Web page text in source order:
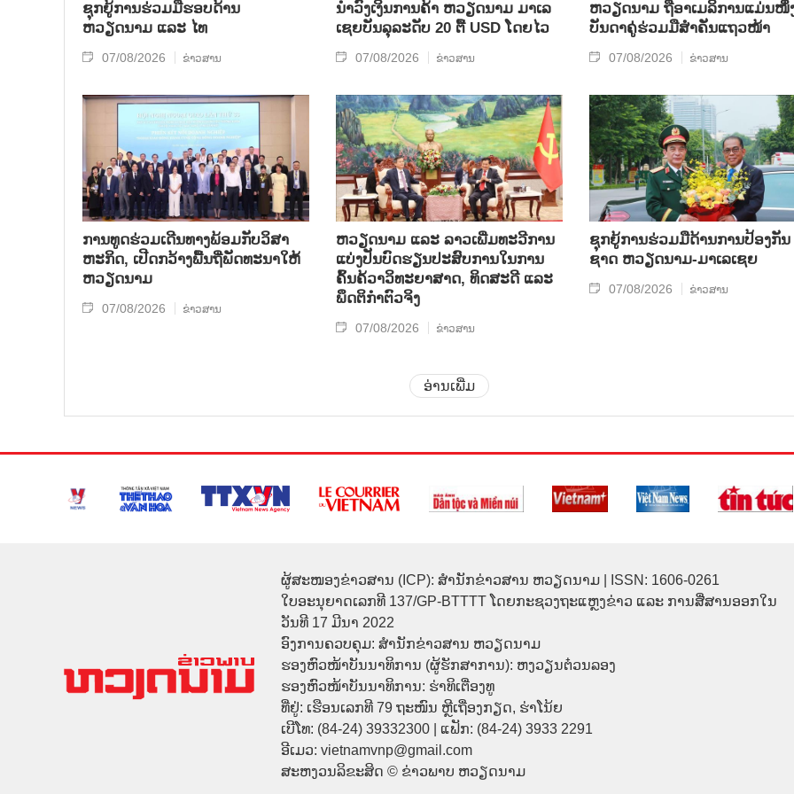
ຊຸກຍູ້ການຮ່ວມມືຮອບດ້ານ
ຫວຽດນາມ ແລະ ໄທ
07/08/2026 ຂ່າວສານ
ນຳ​ວົງ​ເງິນ​ການ​ຄ້າ ຫວຽດ​ນາມ ມາ​ເລ​
ເຊຍ​ບັນ​ລຸ​ລະ​ດັບ 20 ຕື້ USD ໂດຍ​ໄວ
07/08/2026 ຂ່າວສານ
ຫ​ວຽດ​ນາມ ຖື​ອາ​ເມ​ລິ​ການ​ແມ່ນ​ໜຶ່
ບັນ​ດາ​ຄູ່​ຮ່ວມ​ມື​ສຳ​ຄັນ​ແຖວ​ໜ້າ
07/08/2026 ຂ່າວສານ
ການ​ທູດ​ຮ່ວມ​ເດີນ​ທາງ​ພ້ອມກັບ​ວິ​ສາ​
ຫະ​ກ​ິດ, ເປີດກວ້າງ​ພື້ນ​ຖີ່​ພັດ​ທະ​ນາ​ໃຫ້​
ຫວຽດ​ນາມ
07/08/2026 ຂ່າວສານ
ຫວຽດ​ນາມ ແລະ ລາວ​ເພີ່ມ​ທະ​ວີ​ການ​
ແບ່​ງ​ປັນ​ບົດ​ຮຽນ​ປະ​ສົບ​ການ​ໃນ​ການ​
ຄົ້ນ​ຄ້​ວາ​ວິ​ທະ​ຍາ​ສາດ, ທິດ​ສະ​ດີ ແລະ
ພຶດ​ຕິ​ກຳຕົວ​ຈິງ
07/08/2026 ຂ່າວສານ
ຊຸກ​ຍູ້​ການ​ຮ່ວມ​ມື​ດ້ານ​ການ​ປ້ອງ​ກັນ​
ຊາດ ຫວຽດ​ນາມ-ມາ​ເລ​ເຊຍ
07/08/2026 ຂ່າວສານ
ອ່ານເພີ່ມ
ຜູ້ສະໜອງຂ່າວສານ (ICP): ສຳນັກຂ່າວສານ ຫວຽດນາມ | ISSN: 1606-0261
ໃບອະນຸຍາດເລກທີ 137/GP-BTTTT ໂດຍກະຊວງຖະແຫຼງຂ່າວ ແລະ ການສື່ສານອອກໃນ
ວັນທີ 17 ມີນາ 2022
ອົງການຄວບຄຸມ: ສຳນັກຂ່າວສານ ຫວຽດນາມ
ຮອງຫົວໜ້າບັນນາທິການ (ຜູ້ຮັກສາການ): ຫງວຽນຕ໋ວນລອງ
ຮອງຫົວໜ້າບັນນາທິການ: ຮ່າທິເຕື່ອງທູ
ທີ່ຢູ່: ເຮືອນເລກທີ 79 ຖະໜົນ ຫຼີເຖື່ອງກຽດ, ຮ່າໂນ້ຍ
ເບີໂທ: (84-24) 39332300 | ແຟັກ: (84-24) 3933 2291
ອີເມວ: vietnamvnp@gmail.com
ສະຫງວນລິຂະສິດ © ຂ່າວພາບ ຫວຽດນາມ